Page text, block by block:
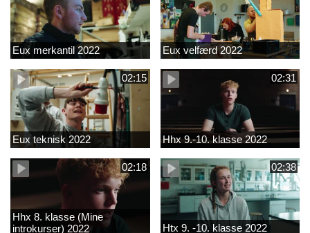
Eux merkantil 2022 Eux velfærd 2022
02:15
Eux teknisk 2022
02:31
Hhx 9.-10. klasse 2022
02:18
Hhx 8. klasse (Mine
introkurser) 2022
02:38
Htx 9. -10. klasse 2022